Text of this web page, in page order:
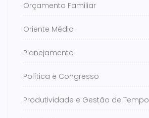
Orçamento Familiar
Oriente Médio
Planejamento
Política e Congresso
Produtividade e Gestão de Tempo